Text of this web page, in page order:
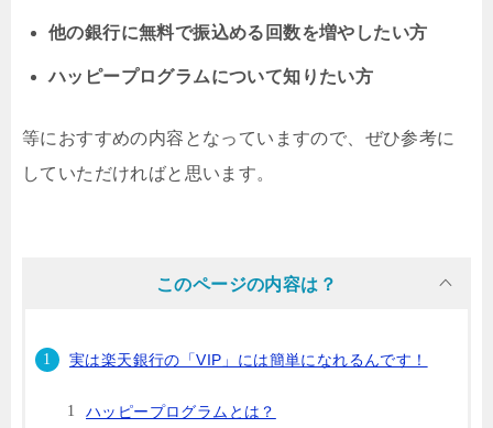
他の銀行に無料で振込める回数を増やしたい方
ハッピープログラムについて知りたい方
等におすすめの内容となっていますので、ぜひ参考に
していただければと思います。
このページの内容は？
実は楽天銀行の「VIP」には簡単になれるんです！
ハッピープログラムとは？